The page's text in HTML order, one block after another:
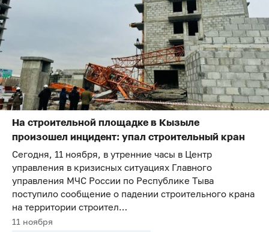
На строительной площадке в Кызыле
произошел инцидент: упал строительный кран
Сегодня, 11 ноября, в утренние часы в Центр
управления в кризисных ситуациях Главного
управления МЧС России по Республике Тыва
поступило сообщение о падении строительного крана
на территории строител…
11 ноября